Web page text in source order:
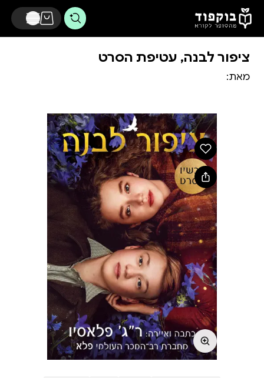
דלג לתוכן הראשי
ציפור לבנה, עטיפת הסרט
מאת: